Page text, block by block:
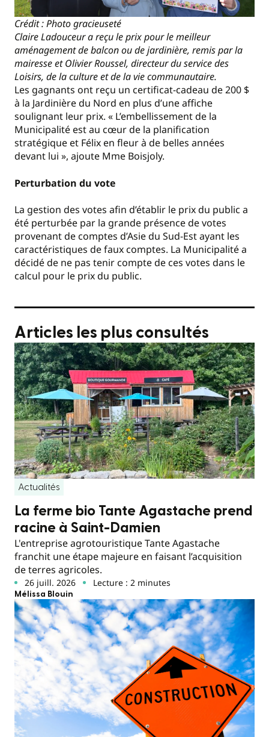
Crédit : Photo gracieuseté
Claire Ladouceur a reçu le prix pour le meilleur
aménagement de balcon ou de jardinière, remis par la
mairesse et Olivier Roussel, directeur du service des
Loisirs, de la culture et de la vie communautaire.
Les gagnants ont reçu un certificat-cadeau de 200 $
à la Jardinière du Nord en plus d’une affiche
soulignant leur prix. « L’embellissement de la
Municipalité est au cœur de la planification
stratégique et Félix en fleur à de belles années
devant lui », ajoute Mme Boisjoly.
Perturbation du vote
La gestion des votes afin d’établir le prix du public a
été perturbée par la grande présence de votes
provenant de comptes d’Asie du Sud-Est ayant les
caractéristiques de faux comptes. La Municipalité a
décidé de ne pas tenir compte de ces votes dans le
calcul pour le prix du public.
Articles les plus consultés
Actualités
La ferme bio Tante Agastache prend
racine à Saint-Damien
L'entreprise agrotouristique Tante Agastache
franchit une étape majeure en faisant l’acquisition
de terres agricoles.
26 juill. 2026 Lecture : 2 minutes
Mélissa Blouin